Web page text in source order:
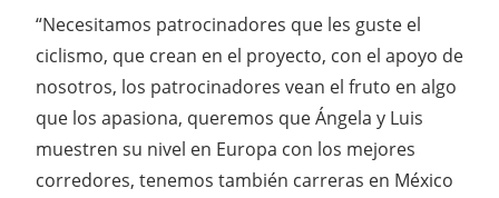
“Necesitamos patrocinadores que les guste el
ciclismo, que crean en el proyecto, con el apoyo de
nosotros, los patrocinadores vean el fruto en algo
que los apasiona, queremos que Ángela y Luis
muestren su nivel en Europa con los mejores
corredores, tenemos también carreras en México